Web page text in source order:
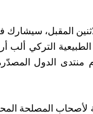
المقبل، سيشارك
التركي ألب
منتدى الدول
لأصحاب المصلحة